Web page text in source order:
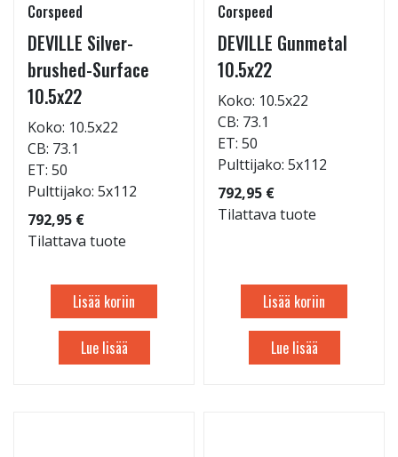
Corspeed
DEVILLE Silver-
brushed-Surface
10.5x22
Koko: 10.5x22
CB: 73.1
ET: 50
Pulttijako: 5x112
792,95 €
Tilattava tuote
Lisää koriin
Lue lisää
Corspeed
DEVILLE Gunmetal
10.5x22
Koko: 10.5x22
CB: 73.1
ET: 50
Pulttijako: 5x112
792,95 €
Tilattava tuote
Lisää koriin
Lue lisää